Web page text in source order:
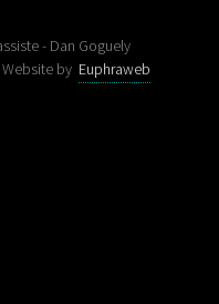
- Dan Goguely
by Euphraweb